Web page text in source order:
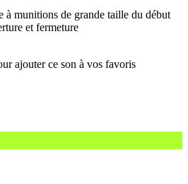
munitions de grande taille du début
et fermeture